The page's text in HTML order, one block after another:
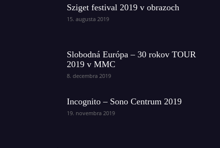
Sziget festival 2019 v obrazoch
15. augusta 2019
Slobodná Európa – 30 rokov TOUR
2019 v MMC
8. decembra 2019
Incognito – Sono Centrum 2019
19. novembra 2019